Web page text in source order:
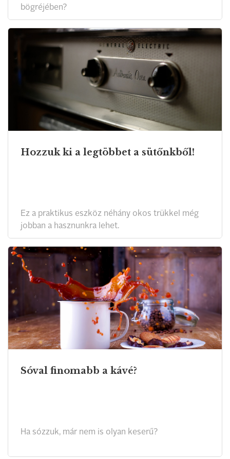
bögréjében?
Hozzuk ki a legtöbbet a sütőnkből!
Ez a praktikus eszköz néhány okos trükkel még
jobban a hasznunkra lehet.
Sóval finomabb a kávé?
Ha sózzuk, már nem is olyan keserű?